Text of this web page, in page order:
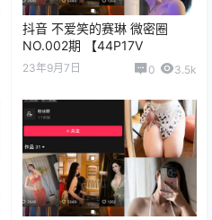
抖音 不爱笑的赛琳 微密圈
NO.002期 【44P17V
23年9月7日 0 3.5k